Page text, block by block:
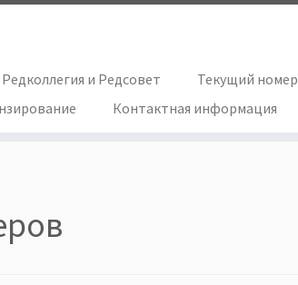
Редколлегия и Редсовет Текущий номер
Контактная информация